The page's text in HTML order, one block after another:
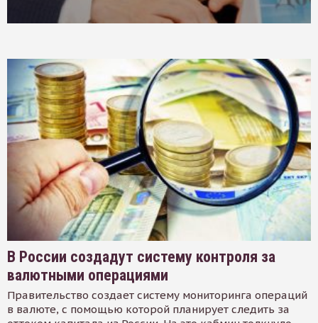
В России создадут систему контроля за
валютными операциями
Правительство создает систему мониторинга операций
в валюте, с помощью которой планирует следить за